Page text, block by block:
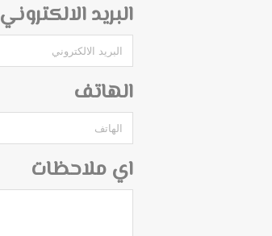
البريد الالكتروني
الهاتف
اي ملاحظات